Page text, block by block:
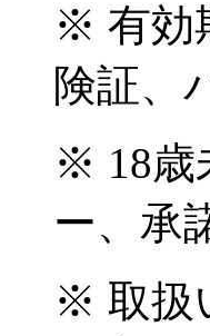
※ 有効
険証、
※ 18歳
ー、承
※ 取扱